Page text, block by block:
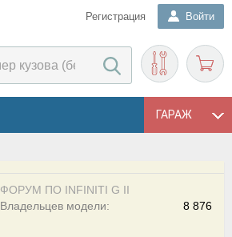
Регистрация Войти
ГАРАЖ
ФОРУМ ПО INFINITI G II
8 876
Владельцев модели: